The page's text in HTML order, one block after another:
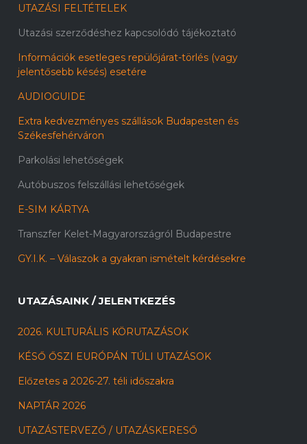
UTAZÁSI FELTÉTELEK
Utazási szerződéshez kapcsolódó tájékoztató
Információk esetleges repülőjárat-törlés (vagy
jelentősebb késés) esetére
AUDIOGUIDE
Extra kedvezményes szállások Budapesten és
Székesfehérváron
Parkolási lehetőségek
Autóbuszos felszállási lehetőségek
E-SIM KÁRTYA
Transzfer Kelet-Magyarországról Budapestre
GY.I.K. – Válaszok a gyakran ismételt kérdésekre
UTAZÁSAINK / JELENTKEZÉS
2026. KULTURÁLIS KÖRUTAZÁSOK
KÉSŐ ŐSZI EURÓPÁN TÚLI UTAZÁSOK
Előzetes a 2026-27. téli időszakra
NAPTÁR 2026
UTAZÁSTERVEZŐ / UTAZÁSKERESŐ